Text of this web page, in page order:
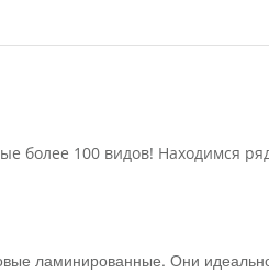
более 100 видов! Находимся
ламинированные. Они